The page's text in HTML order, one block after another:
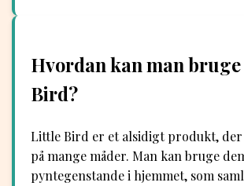
Hvordan kan man
Bird?
Little Bird er et alsidigt produkt, der
på mange måder. Man kan bruge
pyntegenstande i hjemmet, som